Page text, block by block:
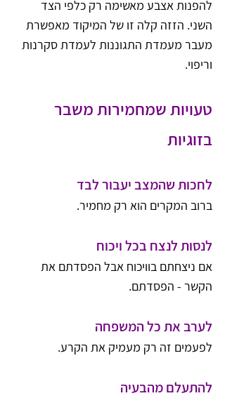
להפנות אצבע מאשימה רק כלפי הצד
השני. הזזה קלה זו של המיקוד מאפשרת
מעבר מעמדת התגוננות לעמדת סקרנות
וריפוי.
טעויות שמחמירות משבר
בזוגיות
לחכות שהמצב יעבור לבד
ברוב המקרים הוא רק מחמיר.
לנסות לנצח בכל ויכוח
אם ניצחתם בוויכוח אבל הפסדתם את
הקשר - הפסדתם.
לערב את כל המשפחה
לפעמים זה רק מעמיק את הקרע.
להתעלם מהבעיה